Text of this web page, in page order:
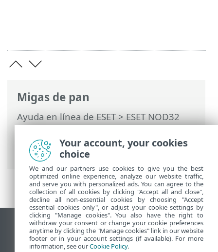
Migas de pan
Ayuda en línea de ESET>ESET NOD32
Antivirus>Trabajar con ESET NOD32
Antivirus
>Configuración >Protección de
Internet
> Protección antiphishing
Ver sitio del escritorio
End of Life
Your account, your cookies
choice
We and our partners use cookies to give you the best
optimized online experience, analyze our website traffic,
and serve you with personalized ads. You can agree to the
collection of all cookies by clicking "Accept all and close",
decline all non-essential cookies by choosing "Accept
essential cookies only", or adjust your cookie settings by
clicking "Manage cookies". You also have the right to
withdraw your consent or change your cookie preferences
anytime by clicking the "Manage cookies" link in our website
footer or in your account settings (if available). For more
information, see ourCookie Policy.